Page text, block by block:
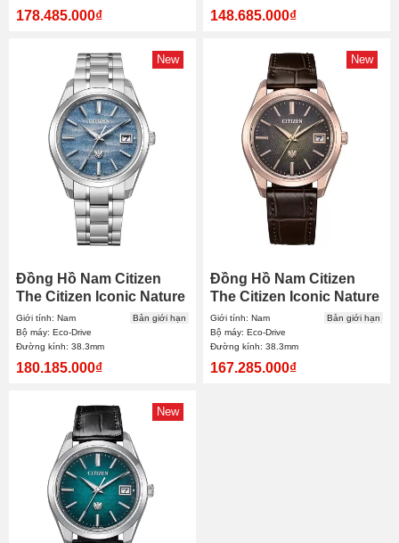
178.485.000₫ 148.685.000₫
New
Đồng Hồ Nam Citizen
The Citizen Iconic Nature
Limited AQ4100-65H
38.3mm
Giới tính: Nam
Bộ máy: Eco-Drive
Đường kính: 38.3mm
Bản giới hạn
180.185.000₫
New
Đồng Hồ Nam Citizen
The Citizen Iconic Nature
Limited AQ4106-00W
38.3mm
Giới tính: Nam
Bộ máy: Eco-Drive
Đường kính: 38.3mm
Bản giới hạn
167.285.000₫
New